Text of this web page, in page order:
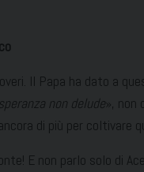
Il Papa ha dato a
non delude», non
di più per coltivare
E non parlo solo di